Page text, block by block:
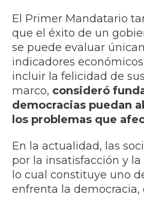
El Primer Mandatario
que el éxito de un
se puede evaluar
indicadores
incluir la felicidad de
marco, consideró
democracias puedan
los problemas que
En la actualidad, las
por la insatisfacción y
lo cual constituye uno
enfrenta la democracia,